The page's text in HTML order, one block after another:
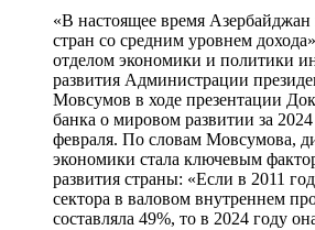
«В настоящее время Азербайджан
стран со средним уровнем
отделом экономики и политики
развития Администрации
Мовсумов в ходе презентации
банка о мировом развитии за
февраля. По словам Мовсумова,
экономики стала ключевым
развития страны: «Если в 2011
сектора в валовом внутреннем
составляла 49%, то в 2024 году